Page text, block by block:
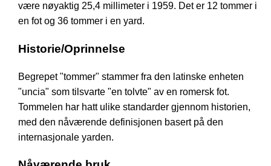
være nøyaktig 25,4 millimeter i 1959. Det er 12 tommer i
en fot og 36 tommer i en yard.
Historie/Oprinnelse
Begrepet "tommer" stammer fra den latinske enheten
"uncia" som tilsvarte "en tolvte" av en romersk fot.
Tommelen har hatt ulike standarder gjennom historien,
med den nåværende definisjonen basert på den
internasjonale yarden.